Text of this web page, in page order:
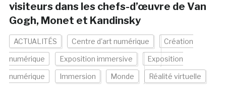
visiteurs dans les chefs-d’œuvre de Van
Gogh, Monet et Kandinsky
ACTUALITÉS Centre d'art numérique Création
numérique Exposition immersive Exposition
numérique Immersion Monde Réalité virtuelle